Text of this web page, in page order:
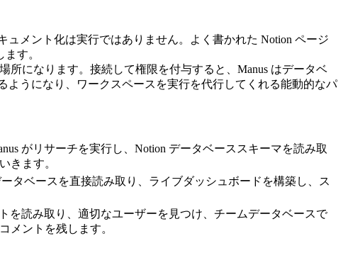
メント化は実行ではありません。よく書かれた Notion ページ
す。
所になります。接続して権限を付与すると、Manus はデータベ
うになり、ワークスペースを実行を代行してくれる能動的なパ
がリサーチを実行し、Notion データベーススキーマを読み取
きます。
タベースを直接読み取り、ライブダッシュボードを構築し、ス
を読み取り、適切なユーザーを見つけ、チームデータベースで
メントを残します。